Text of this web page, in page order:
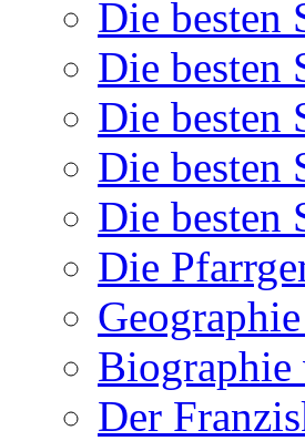
Die besten
Die besten
Die besten
Die besten
Die besten
Die
Biographie
Der